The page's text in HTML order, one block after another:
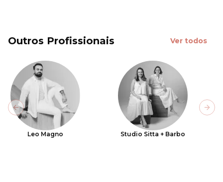
Outros Profissionais Ver todos
Leo Magno Studio Sitta + Barbo
Previous slide